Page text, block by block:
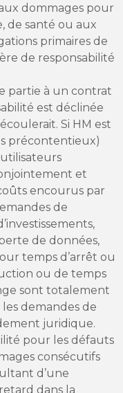
dommages pour
de santé ou aux
primaires de
de responsabilité
partie à un contrat
est déclinée
Si HM est
précontentieux)
et
encourus par
de
de données,
temps d’arrêt ou
ou de temps
sont totalement
les demandes de
juridique.
pour les défauts
consécutifs
d’une
dans la